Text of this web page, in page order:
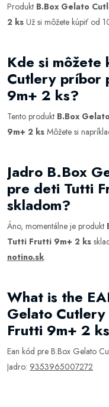
Produkt B.Box Gelato
2 ks Už si môžete kúpiť od
Kde si
Cutlery príbor
9m+ 2 ks?
Tento produkt B.Box
9m+ 2 ks Môžete si
Jadro B.Box
pre deti Tutti
skladom?
Áno, momentálne je produkt
Tutti Frutti 9m+ 2 ks
notino.sk.
What is the
Gelato
Frutti 9m+ 2
Ean kód pre B.Box Gelato
Jadro: 9353965007272